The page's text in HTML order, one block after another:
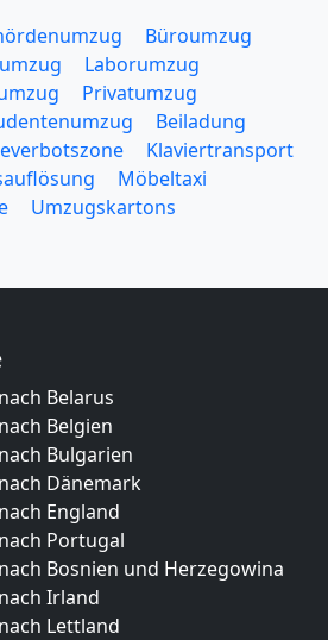
Büroumzug
Laborumzug
Privatumzug
Beiladung
Klaviertransport
Möbeltaxi
Umzugskartons
Belarus
Belgien
Bulgarien
Dänemark
England
Portugal
Bosnien und Herzegowina
Irland
Lettland